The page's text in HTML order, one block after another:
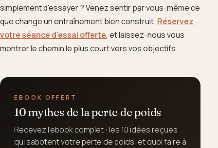
simplement d'essayer ? Venez sentir par vous-même ce
que change un entraînement bien construit. Réservez
votre séance d'essai offerte, et laissez-nous vous
montrer le chemin le plus court vers vos objectifs.
EBOOK OFFERT
10 mythes de la perte de poids
Recevez l'ebook complet : les 10 idées reçues
qui sabotent votre perte de poids, et quoi faire à